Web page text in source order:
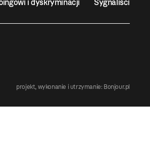
i dyskryminacji Sygnaliści
projekt, wykonanie i utrzymanie: Bonjour.pl